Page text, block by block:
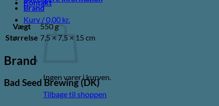
Kontakt
Kurv /0,00 kr.
Ingen varer i kurven.
Tilbage til shoppen
Brand
Vægt
550 g
Størrelse 7,5 × 7,5 × 15 cm
Brand
Bad Seed Brewing (DK)